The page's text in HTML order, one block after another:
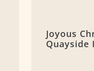
Joyous
Quayside